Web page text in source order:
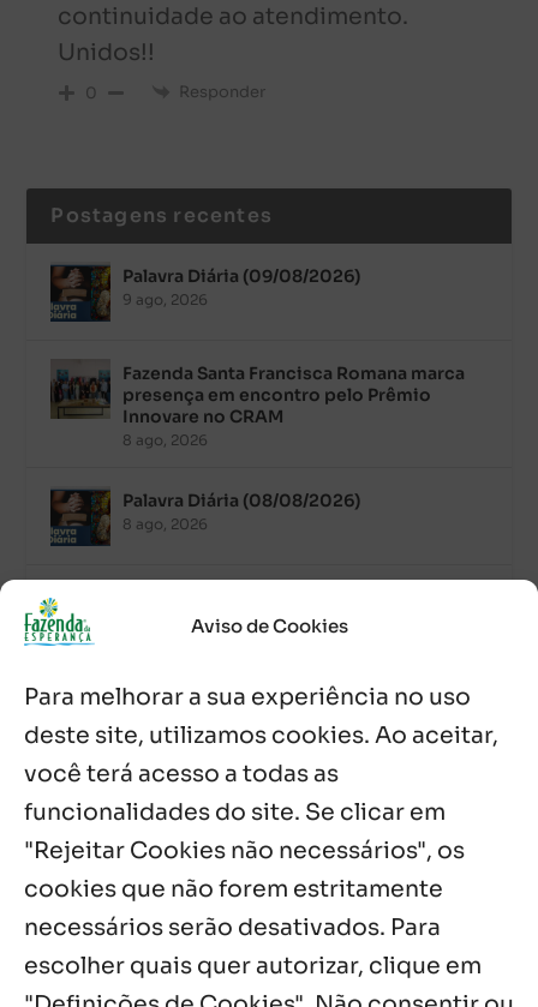
Aviso de Cookies
Para melhorar a sua experiência no uso
deste site, utilizamos cookies. Ao aceitar,
você terá acesso a todas as
funcionalidades do site. Se clicar em
"Rejeitar Cookies não necessários", os
cookies que não forem estritamente
necessários serão desativados. Para
escolher quais quer autorizar, clique em
continuidade ao atendimento.
Unidos!!
0 Responder
Postagens recentes
Palavra Diária (09/08/2026)
9 ago, 2026
Fazenda Santa Francisca Romana marca
presença em encontro pelo Prêmio
Innovare no CRAM
8 ago, 2026
Palavra Diária (08/08/2026)
8 ago, 2026
Sopão da Comunidade Mata Redonda
Es de Chapala celebram perseverança e
missão em encontro
7 ago, 2026
Palavra Diária (07/08/2026)
Notícias por Categoria